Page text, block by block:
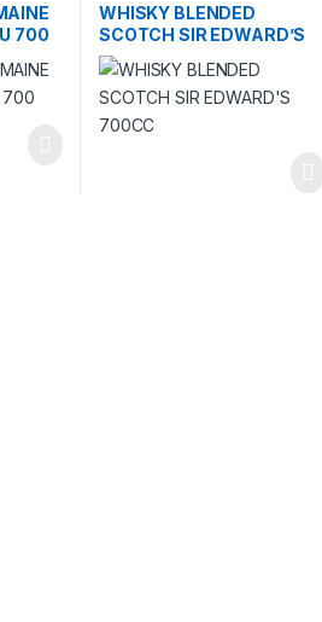
700
WHISKY BLENDED
SCOTCH SIR EDWARD’S
700CC